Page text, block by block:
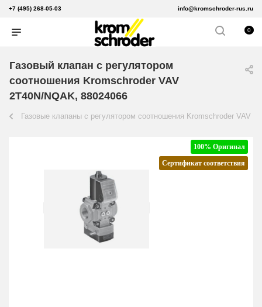
+7 (495) 268-05-03 info@kromschroder-rus.ru
0
Газовый клапан с регулятором
соотношения Kromschroder VAV
2T40N/NQAK, 88024066
Газовые клапаны с регулятором соотношения Kromschroder VAV
100% Оригинал
Сертификат соответствия